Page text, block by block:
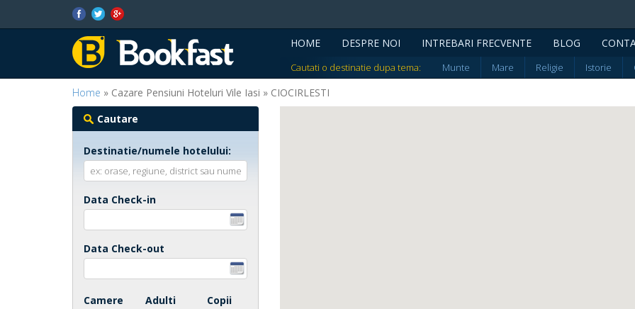
HOME DESPRE NOI INTREBARI FRECVENTE BLOG
Cautati o destinatie dupa tema:
Munte Mare Religie Istorie
Home » Cazare Pensiuni Hoteluri Vile Iasi » CIOCIRLESTI
Cautare
Destinatie/numele hotelului:
Data Check-in
Data Check-out
Camere Adulti Copii